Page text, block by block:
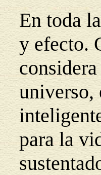
En toda
y efecto.
universo,
para la